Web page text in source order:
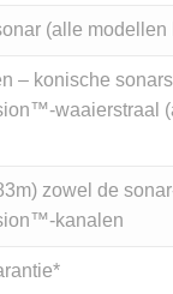
(alle modellen
– konische
waaierstraal
zowel de
kanalen